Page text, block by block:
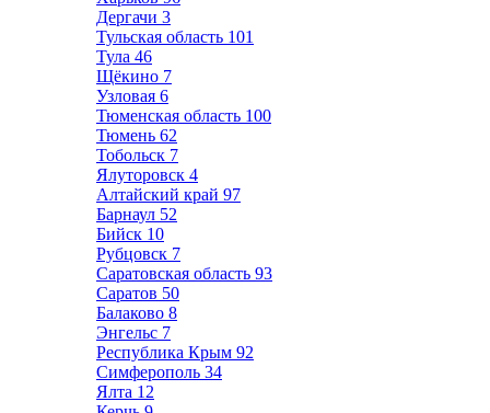
Дергачи 3
Тульская область 101
Тула 46
Щёкино 7
Узловая 6
Тюменская область 100
Тюмень 62
Тобольск 7
Ялуторовск 4
Алтайский край 97
Барнаул 52
Бийск 10
Рубцовск 7
Саратовская область 93
Саратов 50
Балаково 8
Энгельс 7
Республика Крым 92
Симферополь 34
Ялта 12